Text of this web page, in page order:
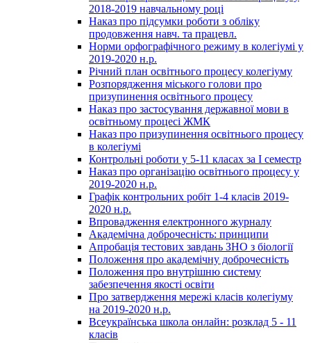
2018-2019 навчальному році
Наказ про підсумки роботи з обліку
продовження навч. та працевл.
Норми орфографічного режиму в колегіумі у
2019-2020 н.р.
Річний план освітнього процесу колегіуму
Розпорядження міського голови про
призупинення освітнього процесу
Наказ про застосування державної мови в
освітньому процесі ЖМК
Наказ про призупинення освітнього процесу
в колегіумі
Контрольні роботи у 5-11 класах за І семестр
Наказ про організацію освітнього процесу у
2019-2020 н.р.
Графік контрольних робіт 1-4 класів 2019-
2020 н.р.
Впровадження електронного журналу
Академічна доброчесність: принципи
Апробація тестових завдань ЗНО з біології
Положення про академічну доброчесність
Положення про внутрішню систему
забезпечення якості освіти
Про затвердження мережі класів колегіуму
на 2019-2020 н.р.
Всеукраїнська школа онлайн: розклад 5 - 11
класів